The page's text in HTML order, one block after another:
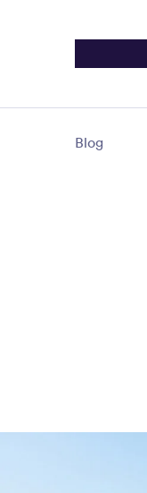
Blog